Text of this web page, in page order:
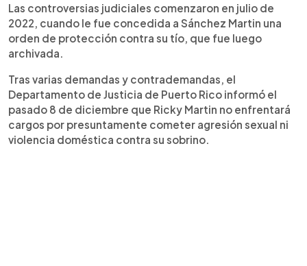
Las controversias judiciales comenzaron en julio de
2022, cuando le fue concedida a Sánchez Martin una
orden de protección contra su tío, que fue luego
archivada.
Tras varias demandas y contrademandas, el
Departamento de Justicia de Puerto Rico informó el
pasado 8 de diciembre que Ricky Martin no enfrentará
cargos por presuntamente cometer agresión sexual ni
violencia doméstica contra su sobrino.